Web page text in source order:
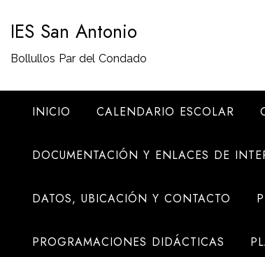
contenido
IES San Antonio
Bollullos Par del Condado
INICIO CALENDARIO ESCOLAR
DOCUMENTACIÓN Y ENLACES DE
DATOS, UBICACIÓN Y CONTACTO
PROGRAMACIONES DIDÁCTICAS